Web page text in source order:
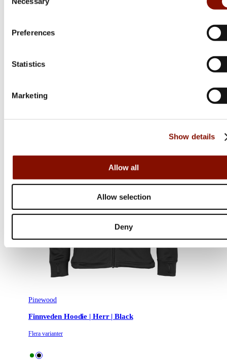
Selection
Preferences
Statistics
Marketing
Show details
Allow all
Allow selection
Deny
HP Logo Full Zip | Brown Bark
829 kr
Pinewood
Finnveden Hoodie | Herr | Black
Flera varianter